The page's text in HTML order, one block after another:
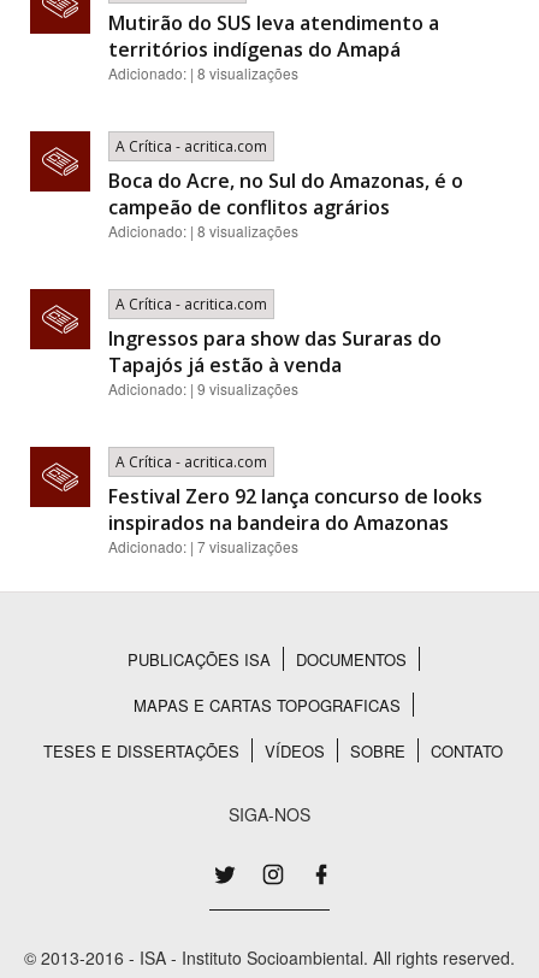
Mutirão do SUS leva atendimento a
territórios indígenas do Amapá
Adicionado: | 8 visualizações
A Crítica - acritica.com
Boca do Acre, no Sul do Amazonas, é o
campeão de conflitos agrários
Adicionado: | 8 visualizações
A Crítica - acritica.com
Ingressos para show das Suraras do
Tapajós já estão à venda
Adicionado: | 9 visualizações
A Crítica - acritica.com
Festival Zero 92 lança concurso de looks
inspirados na bandeira do Amazonas
Adicionado: | 7 visualizações
Rodapé
PUBLICAÇÕES ISA
DOCUMENTOS
MAPAS E CARTAS TOPOGRAFICAS
TESES E DISSERTAÇÕES
VÍDEOS SOBRE CONTATO
SIGA-NOS
© 2013-2016 - ISA - Instituto Socioambiental. All rights reserved.